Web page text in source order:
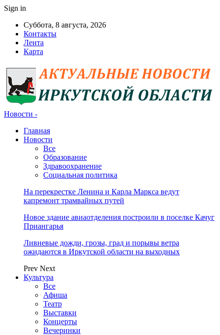
Sign in
Суббота, 8 августа, 2026
Контакты
Лента
Карта
Новости -
Главная
Новости
Все
Образование
Здравоохранение
Социальная политика
На перекрестке Ленина и Карла Маркса ведут
капремонт трамвайных путей
Новое здание авиаотделения построили в поселке Качуг
Приангарья
Ливневые дожди, грозы, град и порывы ветра
ожидаются в Иркутской области на выходных
Prev Next
Культура
Все
Афиша
Театр
Выставки
Концерты
Вечеринки